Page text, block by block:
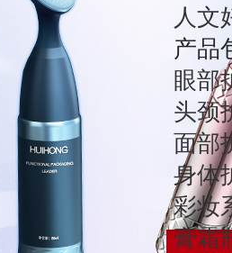
人文
产品
眼部
头颈
面部
身体
彩妆
膏霜